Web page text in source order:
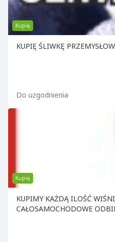
Kupię
KUPIĘ ŚLIWKĘ
Do uzgodnienia
Kupię
KUPIMY KAŻDĄ ILOŚĆ WIŚNI DO MROŻENIA i TŁOCZENIA
CAŁOSAMOCHODOWE